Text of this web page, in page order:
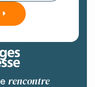
rencontre